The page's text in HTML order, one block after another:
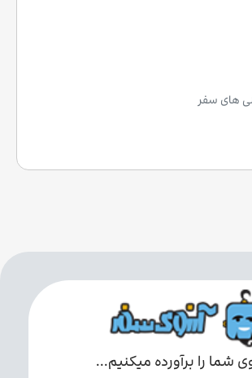
های سفر
شما را برآورده میکنیم...